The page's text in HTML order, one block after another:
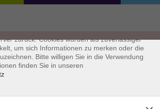
die von einer Website gesendet und vom
zurück. Cookies wurden als zuverlässiger
um sich Informationen zu merken oder die
Bitte willigen Sie in die Verwendung
finden Sie in unseren